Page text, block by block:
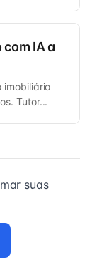
IA a
imobiliário
Tutor...
suas